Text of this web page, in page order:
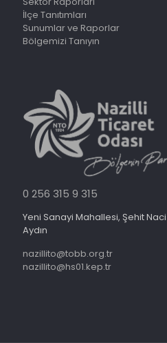
İlçe Tanıtımları
Sunumlar ve Raporlar
Bölgemizi Tanıyın
0 256 315 9 315
Yeni Sanayi Mahallesi, Şehit
Aydın
nazillito@tobb.org.tr
nazillito@hs01.kep.tr